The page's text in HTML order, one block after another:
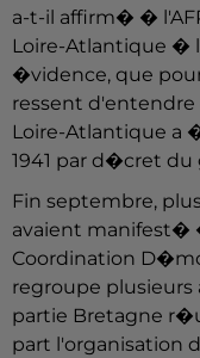
a-t-il affirm� �
Loire-Atlantique �
�vidence, que
ressent d'entendre
Loire-Atlantique a
1941 par d�cret
Fin septembre,
avaient manifest�
Coordination
regroupe plusieurs
partie Bretagne
part